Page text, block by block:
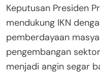
Keputusan Presiden
mendukung IKN
pemberdayaan
pengembangan
menjadi angin segar